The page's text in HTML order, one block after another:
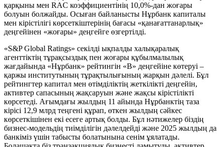
қарқыны мен RAC коэффициентінің 10,0%-дан жоғары
болуын болжайды. Осыған байланысты Нұрбанк капиталы
мен кірістілігі көрсеткіштерінің бағасы «қанағаттанарлық»
деңгейінен «жоғары» деңгейге өзгертілді.
«S&P Global Ratings» секілді ықпалды халықаралық
агенттіктің тұрақсыздық пен жоғары құбылмалылық
жағдайында «Нұрбанк» рейтингін «B» деңгейіне көтеруі –
қаржы институтының тұрақтылығының жарқын дәлелі. Бұл
рейтингтер капитал мен өтімділіктің жеткілікті деңгейін,
активтер сапасының жақсаруын және жақсы кірістілікті
көрсетеді. Ағымдағы жылдың 11 айында Нұрбанктің таза
кірісі 12,9 млрд теңгені құрап, өткен жылдың сәйкес
көрсеткішінен екі есеге артық болды. Бұл нәтижелер біздің
бизнес-модельдің тиімділігін дәлелдейді және 2025 жылдың да
банкіміз үшін табысты болатынына сенім ұялатады.